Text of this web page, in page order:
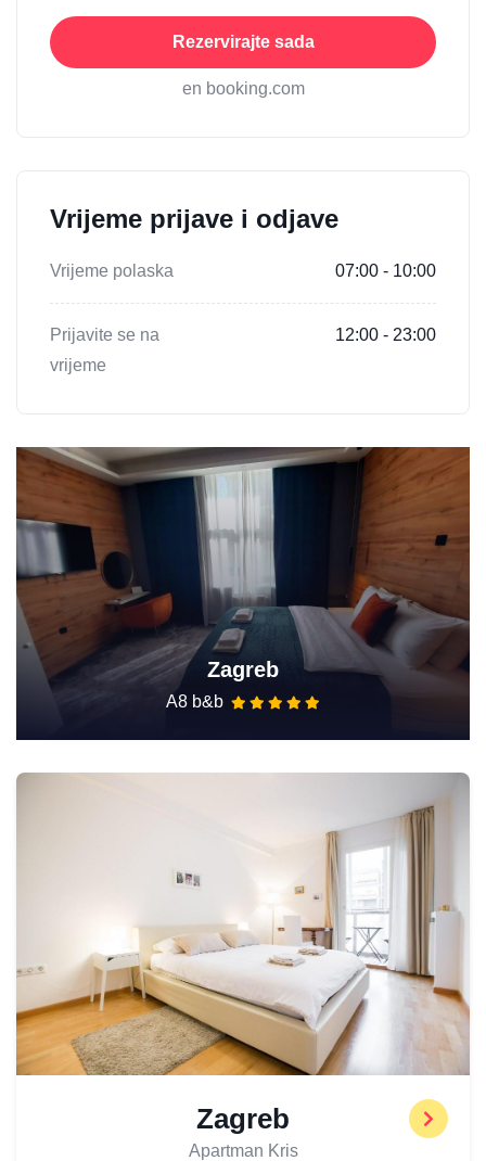
Rezervirajte sada
en booking.com
Vrijeme prijave i odjave
Vrijeme polaska 07:00 - 10:00
Prijavite se na
vrijeme
12:00 - 23:00
Zagreb
A8 b&b
Zagreb
Apartman Kris